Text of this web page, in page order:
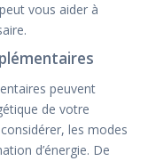
vous aider à
peuvent
de votre
les modes
d’énergie. De